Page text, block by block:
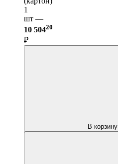
1
шт —
10 50420
₽
В корзину